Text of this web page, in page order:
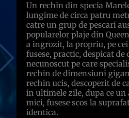
Un rechin din specia
lungime de circa patru
catre un grup de pescari
popularelor plaje din
a ingrozit, la propriu, pe
fusese, practic, despicat
necunoscut pe care
rechin de dimensiuni
rechin ucis, descoperit de
in ultimele zile, dupa ce
mici, fusese scos la
identica.